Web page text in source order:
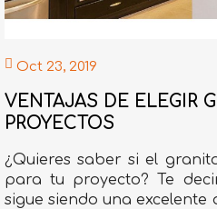
Oct 23, 2019
VENTAJAS DE ELEGIR
PROYECTOS
¿Quieres saber si el
para tu proyecto? Te
sigue siendo una excelente